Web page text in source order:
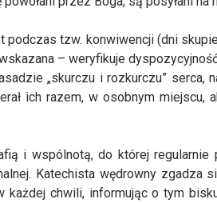
tzw. konwiwencji (dni
– weryfikuje
„skurczu i rozkurczu” serca,
ich razem, w osobnym miejscu,
i wspólnotą, do której regularnie
Katechista wędrowny zgadza
chwili, informując o tym